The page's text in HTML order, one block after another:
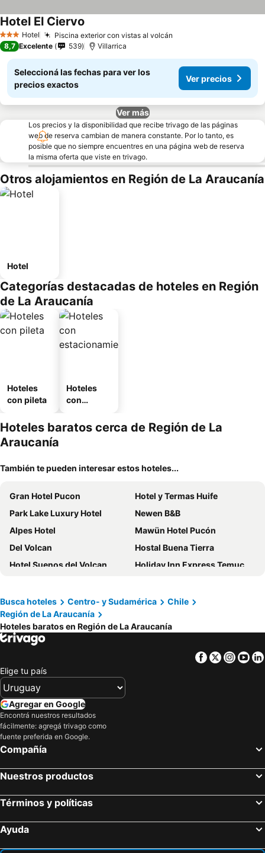
3 Estrellas
Hotel Piscina exterior con vistas al volcán
Hotel El Ciervo
8,7 Excelente 539 Villarrica
Seleccioná las fechas para ver los
precios exactos
Ver precios
Ver más
Los precios y la disponibilidad que recibe trivago de las páginas
web de reserva cambian de manera constante. Por lo tanto, es
posible que no siempre encuentres en una página web de reserva
la misma oferta que viste en trivago.
Otros alojamientos en Región de La Araucanía
Hotel
Categorías destacadas de hoteles en Región
de La Araucanía
Hoteles
con pileta
Hoteles
con
miento
Hoteles baratos cerca de Región de La
Araucanía
También te pueden interesar estos hoteles...
Gran Hotel Pucon
Hotel y Termas Huife
Park Lake Luxury Hotel
Newen B&B
Alpes Hotel
Mawün Hotel Pucón
Del Volcan
Hostal Buena Tierra
Hotel Suenos del Volcan
Holiday Inn Express Temuco By Ihg
Frontera Plaza
Hotel Pucón Indómito
Hotel Malalhue
Apart Enjoy Pucon
Hotel & Apart Hotel Monte Verde
Hotel Rangi Pucon
Cocurantu Hotel Boutique
Busca hoteles Centro- y Sudamérica
Chile
Región de La Araucanía
Hoteles baratos en Región de La Araucanía
Facebook
Twitter
Elige tu país
Agregar en Google
Encontrá nuestros resultados
fácilmente: agregá trivago como
fuente preferida en Google.
Compañía
Nuestros productos
Términos y políticas
Ayuda